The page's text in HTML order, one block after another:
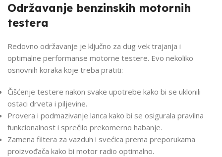
Održavanje benzinskih motornih
testera
Redovno održavanje je ključno za dug vek trajanja i
optimalne performanse motorne testere. Evo nekoliko
osnovnih koraka koje treba pratiti:
Čišćenje testere nakon svake upotrebe kako bi se uklonili
ostaci drveta i piljevine.
Provera i podmazivanje lanca kako bi se osigurala pravilna
funkcionalnost i sprečilo prekomerno habanje.
Zamena filtera za vazduh i svećica prema preporukama
proizvođača kako bi motor radio optimalno.